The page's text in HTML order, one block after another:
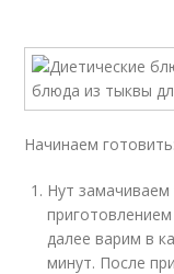
Начинаем готовить:
Нут
далее варим в
минут. После